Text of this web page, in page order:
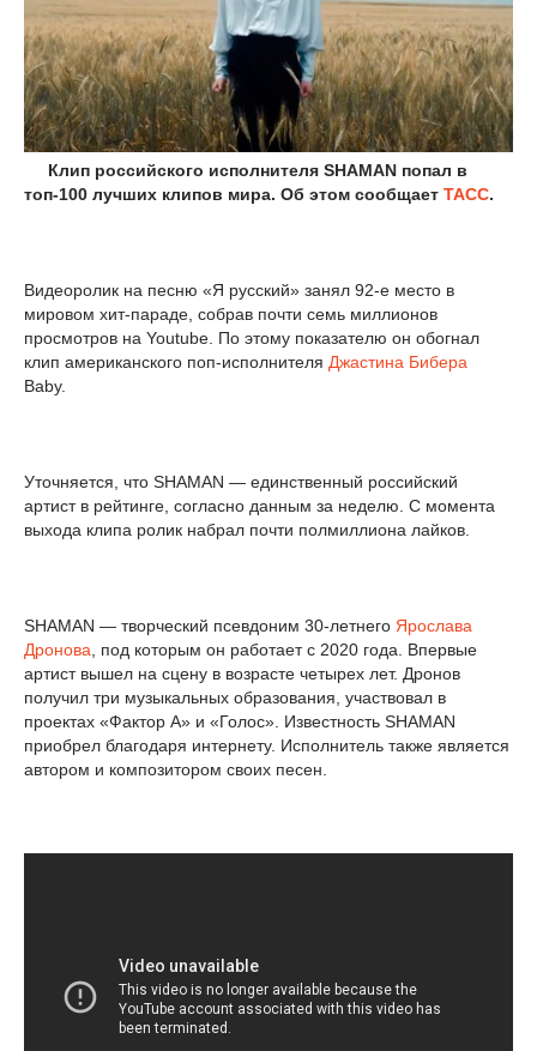
Клип российского исполнителя SHAMAN попал в
топ-100 лучших клипов мира. Об этом сообщает ТАСС.
Видеоролик на песню «Я русский» занял 92-е место в
мировом хит-параде, собрав почти семь миллионов
просмотров на Youtube. По этому показателю он обогнал
клип американского поп-исполнителя Джастина Бибера
Baby.
Уточняется, что SHAMAN — единственный российский
артист в рейтинге, согласно данным за неделю. С момента
выхода клипа ролик набрал почти полмиллиона лайков.
SHAMAN — творческий псевдоним 30-летнего Ярослава
Дронова , под которым он работает с 2020 года. Впервые
артист вышел на сцену в возрасте четырех лет. Дронов
получил три музыкальных образования, участвовал в
проектах «Фактор А» и «Голос». Известность SHAMAN
приобрел благодаря интернету. Исполнитель также является
автором и композитором своих песен.